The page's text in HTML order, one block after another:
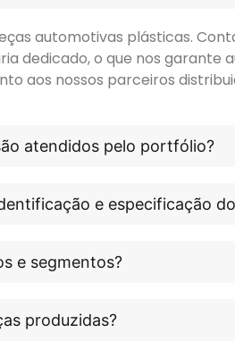
automotivas plásticas.
dedicado, o que nos
aos nossos parceiros
atendidos pelo portfólio?
e especificação
e segmentos?
produzidas?